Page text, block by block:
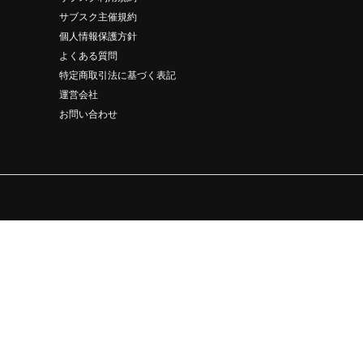
サブスク主催規約
個人情報保護方針
よくある質問
特定商取引法に基づく表記
運営会社
お問い合わせ